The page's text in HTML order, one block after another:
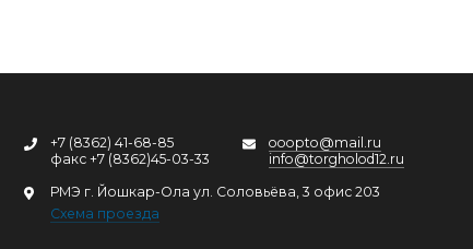
+7 (8362) 41-68-85
факс +7 (8362)45-03-33
ooopto@mail.ru
info@torgholod12.ru
РМЭ г. Йошкар-Ола ул. Соловьёва, 3 офис 203
Схема проезда